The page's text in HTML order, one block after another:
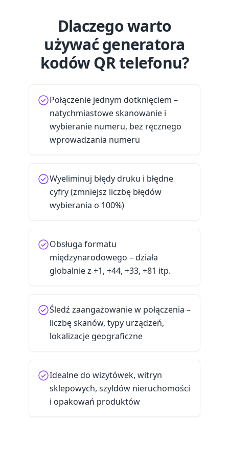
Dlaczego warto
używać generatora
kodów QR telefonu?
Połączenie jednym dotknięciem –
natychmiastowe skanowanie i
wybieranie numeru, bez ręcznego
wprowadzania numeru
Wyeliminuj błędy druku i błędne
cyfry (zmniejsz liczbę błędów
wybierania o 100%)
Obsługa formatu
międzynarodowego – działa
globalnie z +1, +44, +33, +81 itp.
Śledź zaangażowanie w połączenia –
liczbę skanów, typy urządzeń,
lokalizacje geograficzne
Idealne do wizytówek, witryn
sklepowych, szyldów nieruchomości
i opakowań produktów